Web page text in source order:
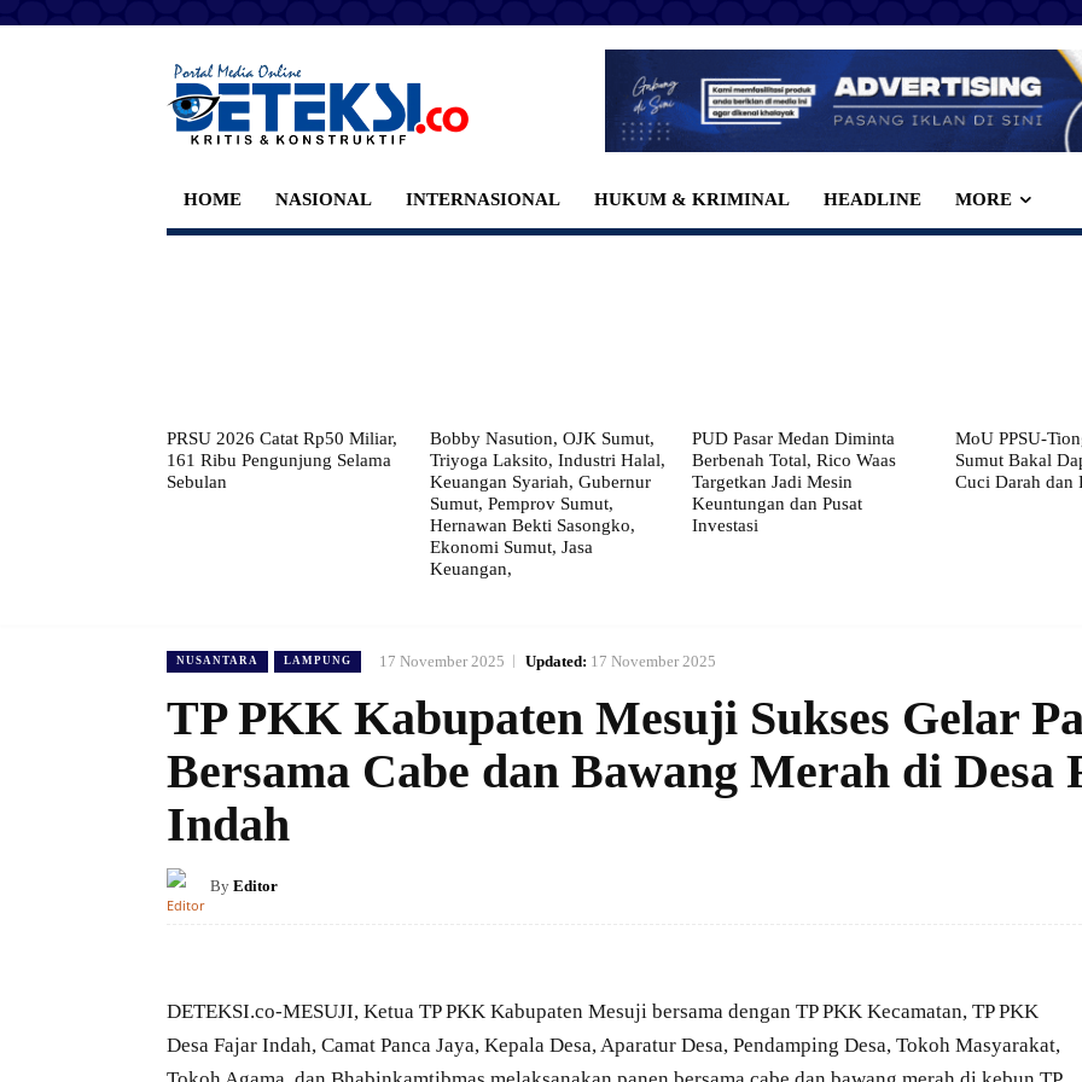
HOME NASIONAL INTERNASIONAL HUKUM & KRIMINAL HEADLINE MORE
PRSU 2026 Catat Rp50 Miliar,
161 Ribu Pengunjung Selama
Sebulan
Bobby Nasution, OJK Sumut,
Triyoga Laksito, Industri Halal,
Keuangan Syariah, Gubernur
Sumut, Pemprov Sumut,
Hernawan Bekti Sasongko,
Ekonomi Sumut, Jasa
Keuangan,
PUD Pasar Medan Diminta
Berbenah Total, Rico Waas
Targetkan Jadi Mesin
Keuntungan dan Pusat
Investasi
MoU PPSU-
Sumut Bakal
Cuci Darah dan
NUSANTARA LAMPUNG 17 November 2025 Updated: 17 November 2025
TP PKK Kabupaten Mesuji Sukses Gelar
Bersama Cabe dan Bawang Merah di Desa
Indah
By Editor
DETEKSI.co-MESUJI, Ketua TP PKK Kabupaten Mesuji bersama dengan TP PKK Kecamatan, TP PKK
Desa Fajar Indah, Camat Panca Jaya, Kepala Desa, Aparatur Desa, Pendamping Desa, Tokoh Masyarakat,